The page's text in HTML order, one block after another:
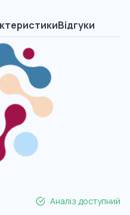
Відгуки
Аналіз доступний